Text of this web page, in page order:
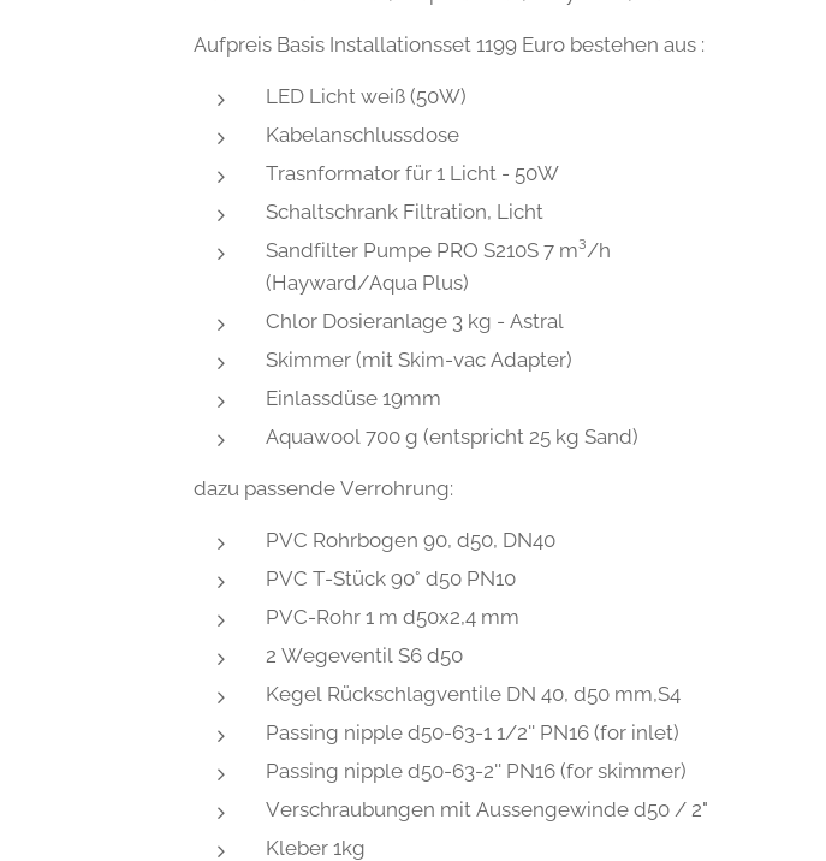
Aufpreis Basis Installationsset 1199 Euro bestehen aus :
LED Licht weiß (50W)
Kabelanschlussdose
Trasnformator für 1 Licht - 50W
Schaltschrank Filtration, Licht
Sandfilter Pumpe PRO S210S 7 m³/h
(Hayward/Aqua Plus)
Chlor Dosieranlage 3 kg - Astral
Skimmer (mit Skim-vac Adapter)
Einlassdüse 19mm
Aquawool 700 g (entspricht 25 kg Sand)
dazu passende Verrohrung:
PVC Rohrbogen 90, d50, DN40
PVC T-Stück 90° d50 PN10
PVC-Rohr 1 m d50x2,4 mm
2 Wegeventil S6 d50
Kegel Rückschlagventile DN 40, d50 mm,S4
Passing nipple d50-63-1 1/2'' PN16 (for inlet)
Passing nipple d50-63-2'' PN16 (for skimmer)
Verschraubungen mit Aussengewinde d50 / 2"
Kleber 1kg